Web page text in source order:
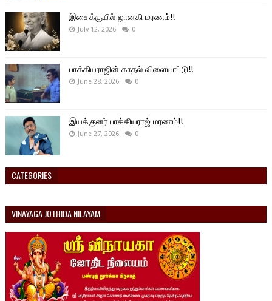
இசைக்குயில் ஜானகி மரணம்!!
July 12, 2026 0
பாக்கியராஜின் காதல் விளையாட்டு!!
June 28, 2026 0
இயக்குனர் பாக்கியராஜ் மரணம்!!
June 27, 2026 0
CATEGORIES
VINAYAGA JOTHIDA NILAYAM